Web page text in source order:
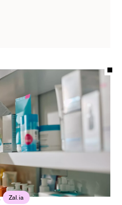
Zal.ia